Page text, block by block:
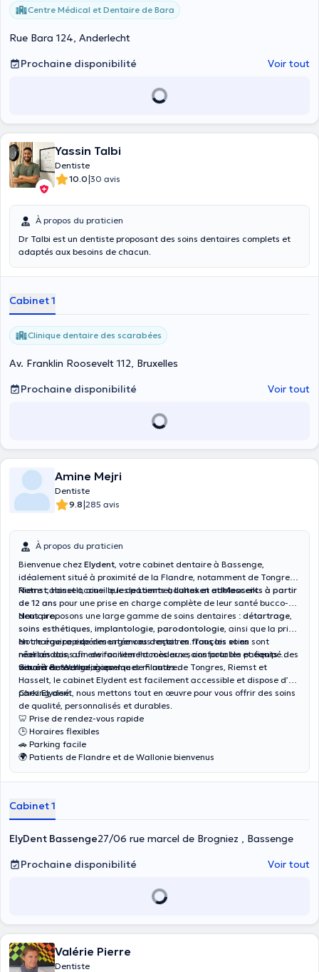
Centre Médical et Dentaire de Bara
Rue Bara 124, Anderlecht
Prochaine disponibilité
Voir tout
Yassin Talbi
Dentiste
10.0|30 avis
À propos du praticien
Dr Talbi est un dentiste proposant des soins dentaires complets et
adaptés aux besoins de chacun.
Cabinet 1
Clinique dentaire des scarabées
Av. Franklin Roosevelt 112, Bruxelles
Prochaine disponibilité
Voir tout
Amine Mejri
Dentiste
9.8|285 avis
À propos du praticien
Bienvenue chez Elydent, votre cabinet dentaire à Bassenge,
idéalement situé à proximité de la Flandre, notamment de Tongres,
Riemst, Hasselt, ainsi que de Lommel, Lanaken et Maaseik.
Notre cabinet accueille lespatients adultes et adolescents à partir
de 12 ans pour une prise en charge complète de leur santé bucco-
dentaire.
Nous proposons une large gamme de soins dentaires : détartrage,
soins esthétiques, implantologie, parodontologie, ainsi que la prise
en charge rapide desurgences dentaires. Tous les soins sont
réalisés dans un environnement moderne, confortable et équipé des
dernières technologies.
Notre équipe expérimentée vous reçoit enfrançais et en
néerlandais, afin de faciliter l’accès aux soins pour les patients
venant de Wallonie comme de Flandre.
Situé à Bassenge, à quelques minutes de Tongres, Riemst et
Hasselt, le cabinet Elydent est facilement accessible et dispose d’un
parking aisé.
Chez Elydent, nous mettons tout en œuvre pour vous offrir des soins
de qualité, personnalisés et durables.
🦷 Prise de rendez-vous rapide
🕒 Horaires flexibles
🚗 Parking facile
🌍 Patients de Flandre et de Wallonie bienvenus
Cabinet 1
ElyDent Bassenge27/06 rue marcel de Brogniez , Bassenge
Prochaine disponibilité
Voir tout
Valérie Pierre
Dentiste